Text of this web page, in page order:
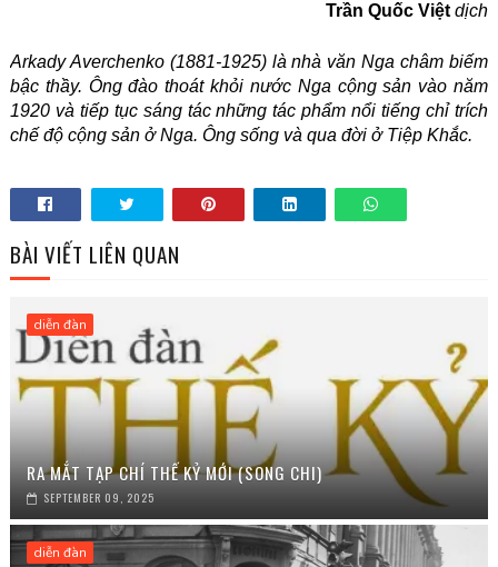
Trần Quốc Việt dịch
Arkady Averchenko(1881-1925) là nhà văn Nga châm biếm
bậc thầy. Ông đào thoát khỏi nước Nga cộng sản vào năm
1920 và tiếp tục sáng tác những tác phẩm nổi tiếng chỉ trích
chế độ cộng sản ở Nga. Ông sống và qua đời ở Tiệp Khắc.
BÀI VIẾT LIÊN QUAN
diễn đàn
RA MẮT TẠP CHÍ THẾ KỶ MỚI (SONG CHI)
SEPTEMBER 09, 2025
diễn đàn